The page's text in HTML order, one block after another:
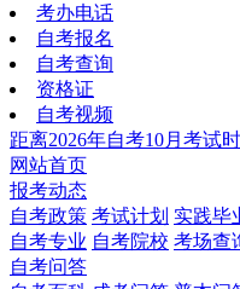
考办电话
自考报名
自考查询
资格证
自考视频
距离2026年自考10月考试
网站首页
报考动态
自考政策 考试计划 实践毕
自考专业 自考院校 考场查
自考问答